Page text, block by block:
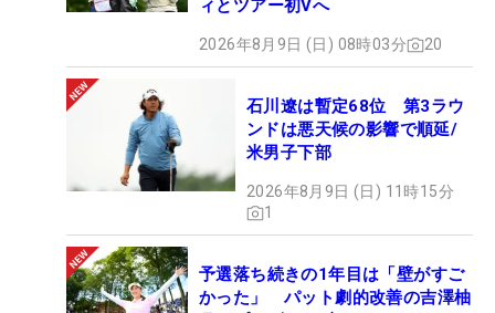
ィとツアー初Vへ
2026年8月9日 (日) 08時03分 20
石川遼は暫定68位 第3ラウ
ンドは悪天候の影響で順延/
米男子下部
2026年8月9日 (日) 11時15分
1
予選落ち続きの1年目は「壁がすご
かった」 パット劇的改善の吉澤柚